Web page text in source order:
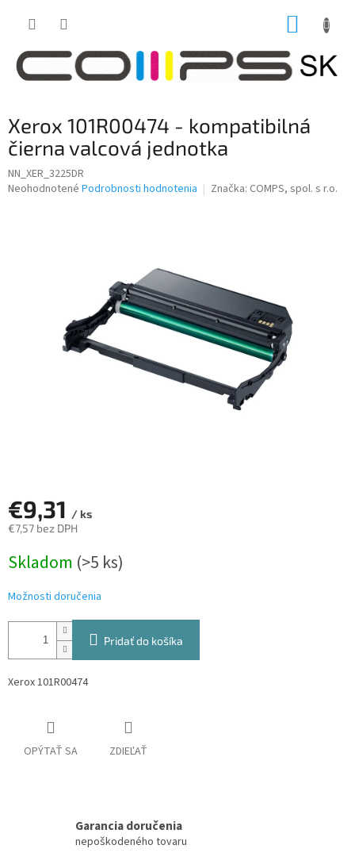
Xerox 101R00474 - kompatibilná
čierna valcová jednotka
NN_XER_3225DR
Priemerné
Neohodnotené Podrobnosti hodnotenia Značka: COMPS, spol. s r.o.
€9,31 / ks
€7,57 bez DPH
cena:
Skladom (>5 ks)
Možnosti doručenia
Pridať do košíka
Xerox 101R00474
OPÝTAŤ SA ZDIEĽAŤ
Garancia doručenia
nepoškodeného tovaru